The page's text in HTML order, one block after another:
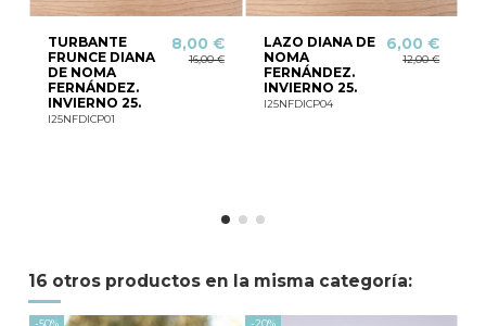
TURBANTE
FRUNCE DIANA
DE NOMA
FERNÁNDEZ.
INVIERNO 25.
I25NFDICP01
8,00 €
16,00 €
LAZO DIANA DE
NOMA
FERNÁNDEZ.
INVIERNO 25.
I25NFDICP04
6,00 €
12,00 €
16 otros productos en la misma categoría: